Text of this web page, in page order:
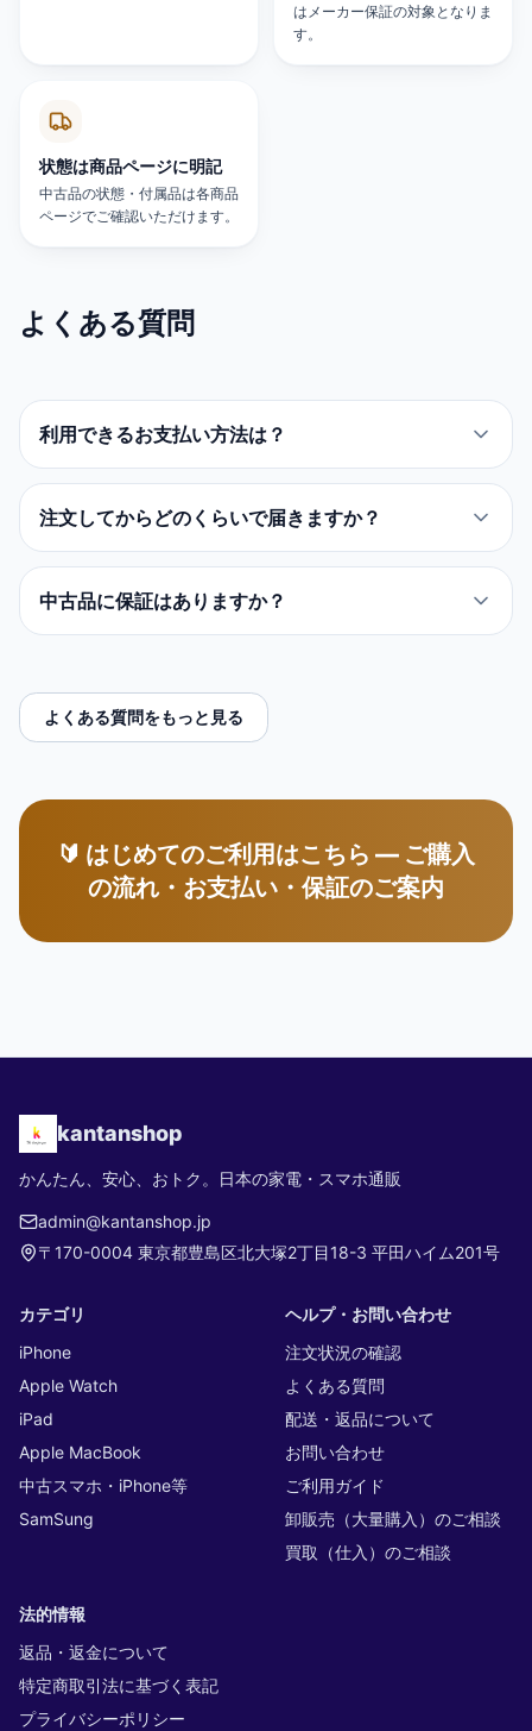
はメーカー保証の対象となりま
す。
状態は商品ページに明記
中古品の状態・付属品は各商品
ページでご確認いただけます。
よくある質問
利用できるお支払い方法は？
注文してからどのくらいで届きますか？
中古品に保証はありますか？
よくある質問をもっと見る
🔰 はじめてのご利用はこちら — ご購入
の流れ・お支払い・保証のご案内
kantanshop
かんたん、安心、おトク。日本の家電・スマホ通販
admin@kantanshop.jp
〒170-0004 東京都豊島区北大塚2丁目18-3 平田ハイム201号
カテゴリ
iPhone
Apple Watch
iPad
Apple MacBook
中古スマホ・iPhone等
SamSung
ヘルプ・お問い合わせ
注文状況の確認
よくある質問
配送・返品について
お問い合わせ
ご利用ガイド
卸販売（大量購入）のご相談
買取（仕入）のご相談
法的情報
返品・返金について
特定商取引法に基づく表記
プライバシーポリシー